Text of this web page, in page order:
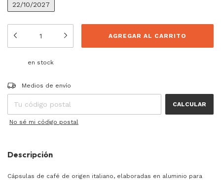
22/10/2027
en stock
Entregas para el CP:
Medios de envío
CALCULAR
No sé mi código postal
Descripción
Cápsulas de café de origen italiano, elaboradas en aluminio para